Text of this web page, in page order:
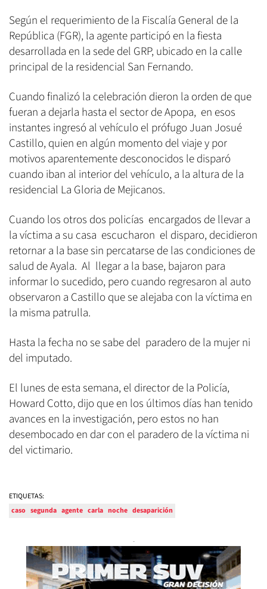
Según el requerimiento de la Fiscalía General de la
República (FGR), la agente participó en la fiesta
desarrollada en la sede del GRP, ubicado en la calle
principal de la residencial San Fernando.
Cuando finalizó la celebración dieron la orden de que
fueran a dejarla hasta el sector de Apopa, en esos
instantes ingresó al vehículo el prófugo Juan Josué
Castillo, quien en algún momento del viaje y por
motivos aparentemente desconocidos le disparó
cuando iban al interior del vehículo, a la altura de la
residencial La Gloria de Mejicanos.
Cuando los otros dos policías encargados de llevar a
la víctima a su casa escucharon el disparo, decidieron
retornar a la base sin percatarse de las condiciones de
salud de Ayala. Al llegar a la base, bajaron para
informar lo sucedido, pero cuando regresaron al auto
observaron a Castillo que se alejaba con la víctima en
la misma patrulla.
Hasta la fecha no se sabe del paradero de la mujer ni
del imputado.
El lunes de esta semana, el director de la Policía,
Howard Cotto, dijo que en los últimos días han tenido
avances en la investigación, pero estos no han
desembocado en dar con el paradero de la víctima ni
del victimario.
ETIQUETAS:
caso segunda agente carla noche desaparición